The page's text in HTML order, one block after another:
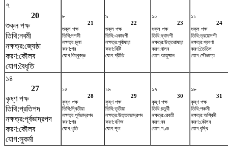
৭
20
শুক্ল পক্ষ
তিথি:নবমী
নক্ষত্র:জ্যেষ্ঠা
করণ:কৌলব
যোগ:বৈধৃতি
৮
21
শুক্ল পক্ষ
তিথি:দশমী
নক্ষত্র:মূলা
করণ:গর
যোগ:বিষ্কুম্ভ
৯
22
শুক্ল পক্ষ
তিথি:একাদশী
নক্ষত্র:পূর্বাষাঢ়া
করণ:বিষ্টি
যোগ:প্রীতি
১০
23
শুক্ল পক্ষ
তিথি:দ্বাদশী
নক্ষত্র:উত্তরাষাঢ়া
করণ:বালব
যোগ:আয়ুষ্মান
১১
24
শুক্ল পক্ষ
তিথি:ত্রয়োদশী
নক্ষত্র:শ্রবণা
করণ:তৈতিল
যোগ:সৌভাগ্য
১৪
27
কৃষ্ণ পক্ষ
তিথি:প্রতিপদ
নক্ষত্র:পূর্বভাদ্রপদ
করণ:কৌলব
যোগ:সুকর্মা
১৫
28
কৃষ্ণ পক্ষ
তিথি:দ্বিতীয়া
নক্ষত্র:পূর্বভাদ্রপদ
করণ:গর
যোগ:ধৃতি
১৬
29
কৃষ্ণ পক্ষ
তিথি:তৃতীয়া
নক্ষত্র:উত্তরভাদ্রপদ
করণ:বণিজ
যোগ:শূল
১৭
30
কৃষ্ণ পক্ষ
তিথি:চতুর্থী
নক্ষত্র:রেবতী
করণ:বব
যোগ:গণ্ড
১৮
31
কৃষ্ণ পক্ষ
তিথি:পঞ্চমী
নক্ষত্র:অশ্বিনী
করণ:কৌলব
যোগ:বৃদ্ধি